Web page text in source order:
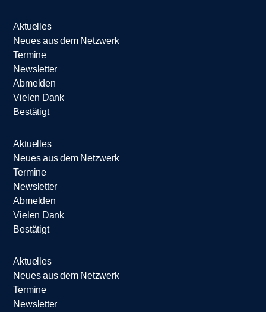
Aktuelles
Neues aus dem Netzwerk
Termine
Newsletter
Abmelden
Vielen Dank
Bestätigt
Aktuelles
Neues aus dem Netzwerk
Termine
Newsletter
Abmelden
Vielen Dank
Bestätigt
Aktuelles
Neues aus dem Netzwerk
Termine
Newsletter